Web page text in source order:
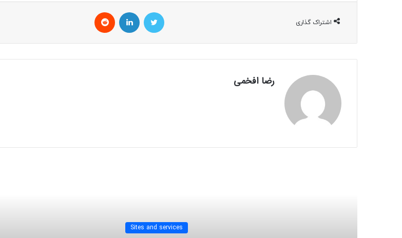
اشتراک گذاری
توییتر لینکداین
رضا افخمی
Sites and services